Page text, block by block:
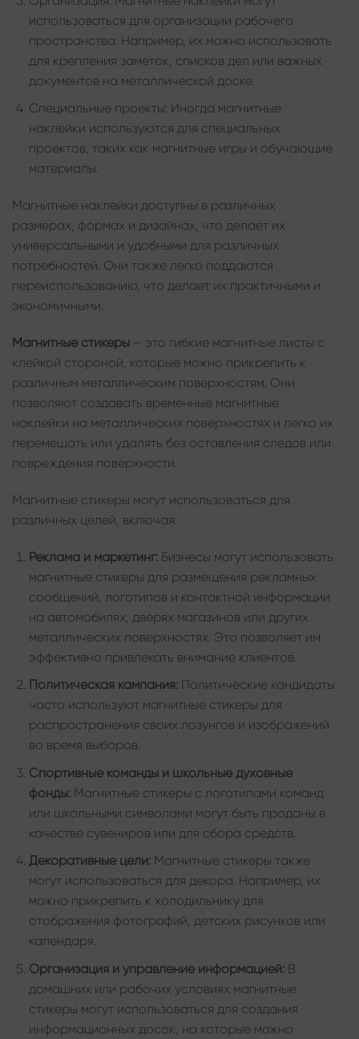
использоваться для организации рабочего
пространства. Например, их можно использовать
для крепления заметок, списков дел или важных
документов на металлической доске.
Специальные проекты: Иногда магнитные
наклейки используются для специальных
проектов, таких как магнитные игры и обучающие
материалы.
Магнитные наклейки доступны в различных
размерах, формах и дизайнах, что делает их
универсальными и удобными для различных
потребностей. Они также легко поддаются
переиспользованию, что делает их практичными и
экономичными.
Магнитные стикеры – это гибкие магнитные листы с
клейкой стороной, которые можно прикрепить к
различным металлическим поверхностям. Они
позволяют создавать временные магнитные
наклейки на металлических поверхностях и легко их
перемещать или удалять без оставления следов или
повреждения поверхности.
Магнитные стикеры могут использоваться для
различных целей, включая:
Реклама и маркетинг:Бизнесы могут использовать
магнитные стикеры для размещения рекламных
сообщений, логотипов и контактной информации
на автомобилях, дверях магазинов или других
металлических поверхностях. Это позволяет им
эффективно привлекать внимание клиентов.
Политическая кампания:Политические кандидаты
часто используют магнитные стикеры для
распространения своих лозунгов и изображений
во время выборов.
Спортивные команды и школьные духовные
фонды:Магнитные стикеры с логотипами команд
или школьными символами могут быть проданы в
качестве сувениров или для сбора средств.
Декоративные цели:Магнитные стикеры также
могут использоваться для декора. Например, их
можно прикрепить к холодильнику для
отображения фотографий, детских рисунков или
календаря.
Организация и управление информацией:В
домашних или рабочих условиях магнитные
стикеры могут использоваться для создания
информационных досок, на которые можно